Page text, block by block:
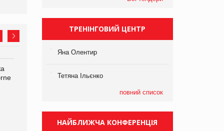
знищення своєї продукції
expert від власної ТМ
ТРЕНІНГОВИЙ ЦЕНТР
Яна Олентир
Тетяна Ільєнко
повний список
НАЙБЛИЖЧА КОНФЕРЕНЦІЯ